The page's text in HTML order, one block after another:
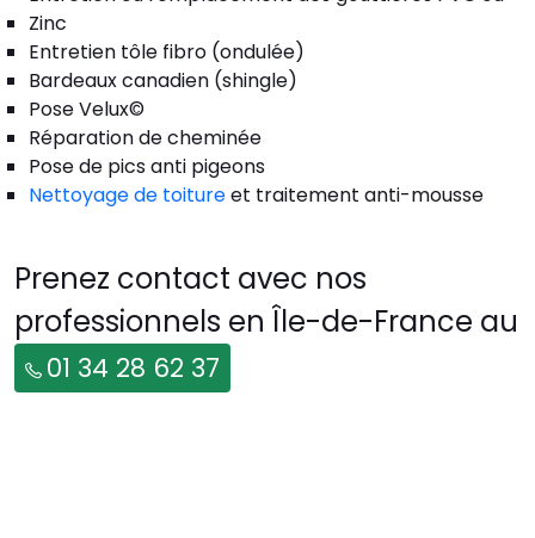
Zinc
Entretien tôle fibro (ondulée)
Bardeaux canadien (shingle)
Pose Velux©
Réparation de cheminée
Pose de pics anti pigeons
Nettoyage de toitureet traitement anti-mousse
Prenez contact avec nos
professionnels en Île-de-France au
01 34 28 62 37